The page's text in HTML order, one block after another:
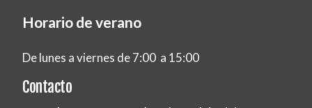
Horario de verano
De lunes a viernes de 7:00 a 15:00
Contacto